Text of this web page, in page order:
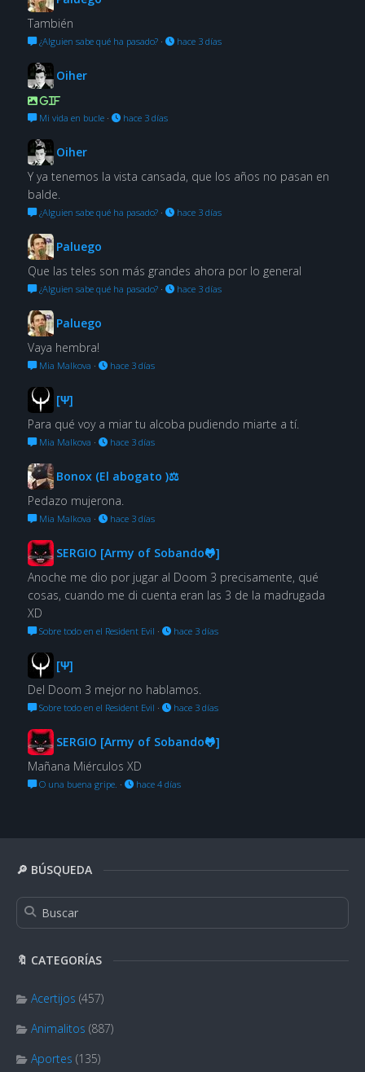
🔎 BÚSQUEDA
🔖 CATEGORÍAS
Acertijos (457)
Animalitos (887)
Aportes (135)
También
¿Alguien sabe qué ha pasado?· hace 3 días
Oiher
GIF
Mi vida en bucle· hace 3 días
Oiher
Y ya tenemos la vista cansada, que los años no pasan en
balde.
¿Alguien sabe qué ha pasado?· hace 3 días
Paluego
Que las teles son más grandes ahora por lo general
¿Alguien sabe qué ha pasado?· hace 3 días
Paluego
Vaya hembra!
Mia Malkova · hace 3 días
[Ψ]
Para qué voy a miar tu alcoba pudiendo miarte a tí.
Mia Malkova · hace 3 días
Bonox (El abogato )⚖
Pedazo mujerona.
Mia Malkova · hace 3 días
SERGIO [Army of Sobando🐸]
Anoche me dio por jugar al Doom 3 precisamente, qué
cosas, cuando me di cuenta eran las 3 de la madrugada
XD
Sobre todo en el Resident Evil · hace 3 días
[Ψ]
Del Doom 3 mejor no hablamos.
Sobre todo en el Resident Evil · hace 3 días
SERGIO [Army of Sobando🐸]
Mañana Miérculos XD
O una buena gripe. · hace 4 días